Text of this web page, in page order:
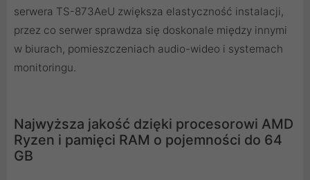
serwera TS-873AeU zwiększa elastyczność instalacji,
przez co serwer sprawdza się doskonale między innymi
w biurach, pomieszczeniach audio-wideo i systemach
monitoringu.
Najwyższa jakość dzięki procesorowi AMD
Ryzen i pamięci RAM o pojemności do 64
GB